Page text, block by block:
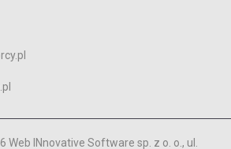
INnovative Software sp. z o. o., ul.